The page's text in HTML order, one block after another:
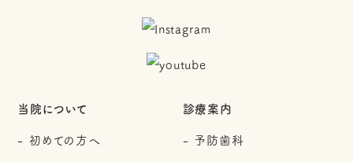
当院について
初めての方へ
診療案内
予防歯科